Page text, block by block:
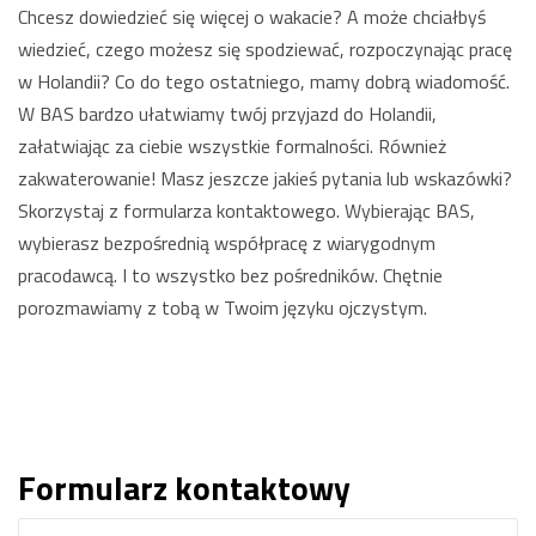
Chcesz dowiedzieć się więcej o wakacie? A może chciałbyś
wiedzieć, czego możesz się spodziewać, rozpoczynając pracę
w Holandii? Co do tego ostatniego, mamy dobrą wiadomość.
W BAS bardzo ułatwiamy twój przyjazd do Holandii,
załatwiając za ciebie wszystkie formalności. Również
zakwaterowanie! Masz jeszcze jakieś pytania lub wskazówki?
Skorzystaj z formularza kontaktowego. Wybierając BAS,
wybierasz bezpośrednią współpracę z wiarygodnym
pracodawcą. I to wszystko bez pośredników. Chętnie
porozmawiamy z tobą w Twoim języku ojczystym.
Formularz kontaktowy